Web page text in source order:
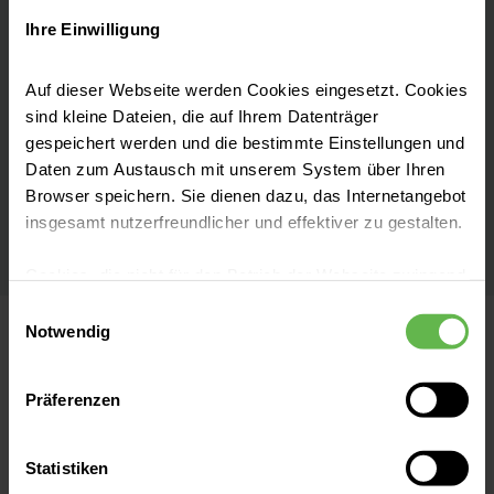
Ihre Einwilligung
Auf dieser Webseite werden Cookies eingesetzt. Cookies
sind kleine Dateien, die auf Ihrem Datenträger
gespeichert werden und die bestimmte Einstellungen und
Daten zum Austausch mit unserem System über Ihren
Browser speichern. Sie dienen dazu, das Internetangebot
insgesamt nutzerfreundlicher und effektiver zu gestalten.
eingesetzt werden.
Es steht Ihnen frei, unsere Seite mit nur den notwendigen
Cookies zu benutzen, eine individuelle Auswahl
oder durch Auswahl von „Alle Cookies akzeptieren“ in die
Notwendig
Präferenzen
Statistiken
Martin Sluka
Finden Sie einen Arzt oder eine Ärztin in